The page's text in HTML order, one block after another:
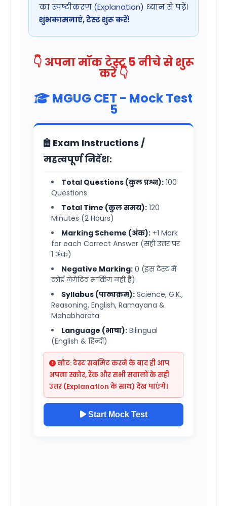
का स्पष्टीकरण (Explanation) ध्यान से पढ़ें।
शुभकामनाएं, टेस्ट शुरू करें!
👇 अपना मॉक टेस्ट 5 नीचे से शुरू
करें 👇
MGUG CET - Mock Test
5
Exam Instructions /
महत्वपूर्ण निर्देश:
Total Questions (कुल प्रश्न): 100
Questions
Total Time (कुल समय): 120
Minutes (2 Hours)
Marking Scheme (अंक): +1 Mark
for each Correct Answer (सही उत्तर पर
1 अंक)
Negative Marking: 0 (इस टेस्ट में
कोई नेगेटिव मार्किंग नहीं है)
Syllabus (पाठ्यक्रम): Science, G.K.,
Reasoning, English, Ramayana &
Mahabharata
Language (भाषा): Bilingual
(English & हिन्दी)
नोट: टेस्ट सबमिट करने के बाद ही आप
अपना स्कोर, रैंक और सभी सवालों के सही
उत्तर (Explanation के साथ) देख पाएंगे।
Start Mock Test